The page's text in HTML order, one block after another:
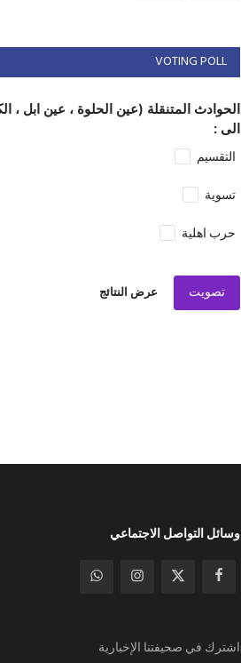
VOTING POLL
الحوادث المتنقلة (عين الحلوة ، عين ابل ،
الى :
التقسيم
تسوية
حرب اهلية
تصويت عرض النتائج
وسائل التواصل الاجتماعي
اشترك في صحيفتنا الإخبارية